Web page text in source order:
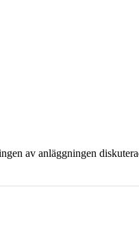
av anläggningen